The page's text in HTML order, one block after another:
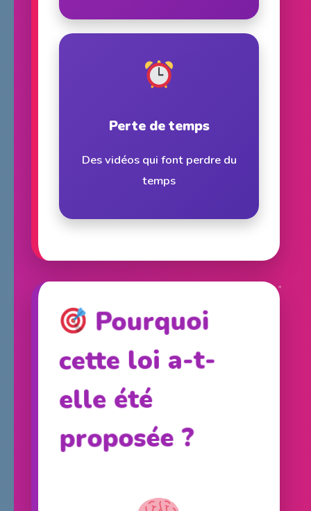
Perte de temps
Des vidéos qui font perdre du
temps
Pourquoi
cette loi a-t-
elle été
proposée ?